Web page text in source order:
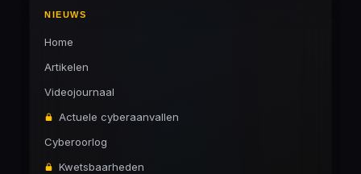
NIEUWS
Home
Artikelen
Videojournaal
Actuele cyberaanvallen
Cyberoorlog
Kwetsbaarheden